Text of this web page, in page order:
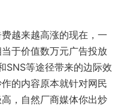
越来越高涨的现在，一
于价值数万元广告投放
SNS等途径带来的边际效
的内容原本就针对网民
，自然厂商媒体你出炒